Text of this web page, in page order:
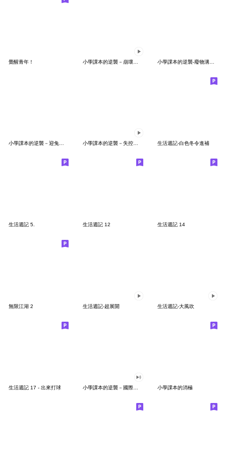
覺醒青年！ 小學課本的逆襲-廢物溝通師
生活週記-白色冬令進補
生活週記 5. 生活週記 12 生活週記 14
無限江湖 2 生活週記-超展開 生活週記-大風吹
生活週記 17 - 出來打球 小學課本的消極